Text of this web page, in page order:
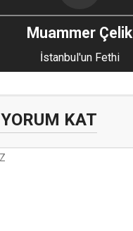
Muammer Çelik
İstanbul'un Fethi
YORUM KAT